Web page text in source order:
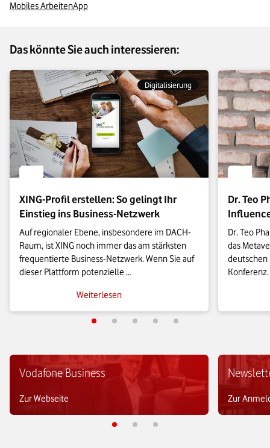
Mobiles ArbeitenApp
Das könnte Sie auch interessieren:
Digitalisierung
XING-Profil erstellen: So gelingt Ihr
Einstieg ins Business-Netzwerk
Auf regionaler Ebene, insbesondere im DACH-
Raum, ist XING noch immer das am stärksten
frequentierte Business-Netzwerk. Wenn Sie auf
dieser Plattform potenzielle
Mitarbeiter:innen oder Auftraggeber:innen
anziehen möchten, sollten Sie bei der
Erstellung Ihres Profils einige grundlegende
LinkedIn mag weltweit verbreiteter und für
geschäftliche Verbindungen über die Grenzen
Deutschlands hinaus konkurrenzlos sein. Doch
wenn es darum geht, in der unmittelbaren
Umgebung neue berufliche Beziehungen
Weiterlesen
Dr. Teo
Dr. Teo
das
deutschen
Konferenz.
LinkedIn
Gründer
Vodafone Business
Zur Webseite Zur